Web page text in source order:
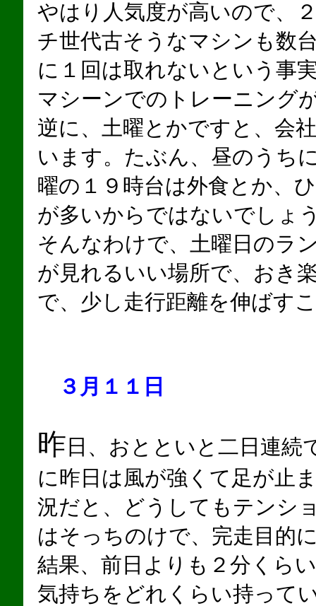
やはり人気度が高いので、
チ世代古そうなマシンも数
に１回は取れないという事
マシーンでのトレーニング
逆に、土曜とかですと、会
います。たぶん、昼のうち
曜の１９時台は外食とか、
が多いからではないでしょ
そんなわけで、土曜日のラ
が見れるいい場所で、おき
で、少し走行距離を伸ばす
３月１１日
昨 日、おとといと二日連続
に昨日は風が強くて足が止
況だと、どうしてもテンシ
はそっちのけで、完走目的
結果、前日よりも２分くら
気持ちをどれくらい持って